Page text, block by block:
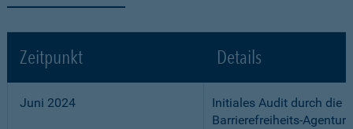
Zeitpunkt Details
Juni 2024
Initiales Audit durch die
Barrierefreiheits-Agentur